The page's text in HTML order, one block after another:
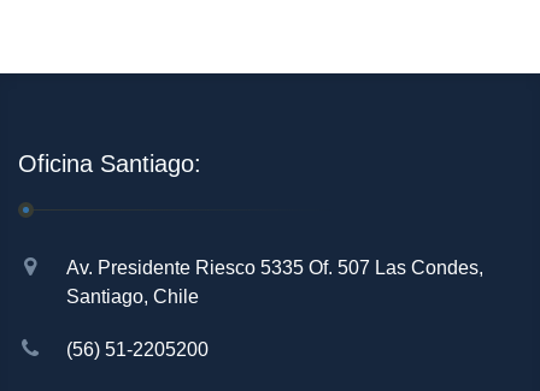
Oficina Santiago:
Av. Presidente Riesco 5335 Of. 507 Las Condes,
Santiago, Chile
(56) 51-2205200